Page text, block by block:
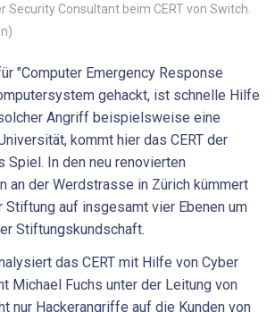
Security Consultant beim CERT von Switch.
"Computer Emergency Response
gehackt, ist schnelle Hilfe
Angriff beispielsweise eine
kommt hier das CERT der
Spiel. In den neu renovierten
an der Werdstrasse in Zürich kümmert
Stiftung auf insgesamt vier Ebenen um
Stiftungskundschaft.
das CERT mit Hilfe von Cyber
Michael Fuchs unter der Leitung von
nur Hackerangriffe auf die Kunden von